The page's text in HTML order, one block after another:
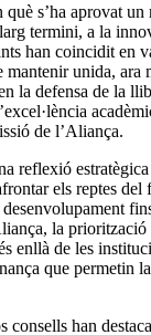
què s’ha aprovat
termini, a la
han coincidit en
mantenir unida, ara
la defensa de la
de l’Aliança.
reflexió
els reptes
la
enllà de les
que permetin
consells han